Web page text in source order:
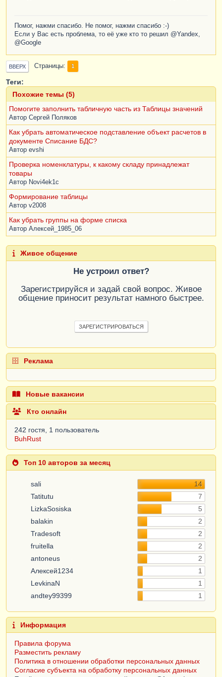
Помог, нажми спасибо. Не помог, нажми спасибо :-)
Если у Вас есть проблема, то её уже кто то решил @Yandex,
@Google
ВВЕРХ Страницы 1
Теги:
Похожие темы (5)
Помогите заполнить табличную часть из Таблицы значений
Автор Сергей Поляков
Как убрать автоматическое подставление объект расчетов в
документе Списание БДС?
Автор evshi
Проверка номенклатуры, к какому складу принадлежат
товары
Автор Novi4ek1c
Формирование таблицы
Автор v2008
Как убрать группы на форме списка
Автор Алексей_1985_06
Живое общение
Не устроил ответ?
Зарегистрируйся и задай свой вопрос. Живое
общение приносит результат намного быстрее.
ЗАРЕГИСТРИРОВАТЬСЯ
Реклама
Новые вакансии
Кто онлайн
242 гостя, 1 пользователь
BuhRust
Топ 10 авторов за месяц
sali
14
Tatitutu
7
LizkaSosiska
5
balakin
2
Tradesoft
2
fruitella
2
antoneus
2
Алексей1234
1
LevkinaN
1
andtey99399
1
Информация
Правила форума
Разместить рекламу
Политика в отношении обработки персональных данных
Согласие субъекта на обработку персональных данных